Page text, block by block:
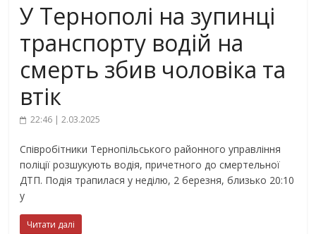
У Тернополі на зупинці
транспорту водій на
смерть збив чоловіка та
втік
22:46 | 2.03.2025
Співробітники Тернопільського районного управління
поліції розшукують водія, причетного до смертельної
ДТП. Подія трапилася у неділю, 2 березня, близько 20:10
у
Читати далі